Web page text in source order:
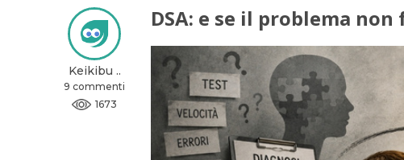
Keikibu ..
9 commenti
1673
DSA: e se il problema